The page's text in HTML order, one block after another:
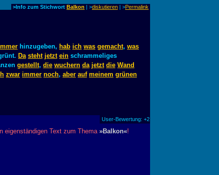
>Info zum Stichwort Balkon | >diskutieren | >Permalink
hinzugeben, hab ich was gemacht, was
Da steht jetzt ein schrammeliges
gestellt, die wuchern da jetzt die Wand
zwar immer noch, aber auf meinem grünen
User-Bewertung: +2
eigenständigen Text zum Thema »Balkon«!